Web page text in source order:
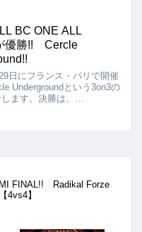
BC ONE ALL
優勝!! Cercle
日にフランス・パリで開催
Undergroundという3on3の
ます。決勝は、
FINAL!! Radikal Forze
4vs4】